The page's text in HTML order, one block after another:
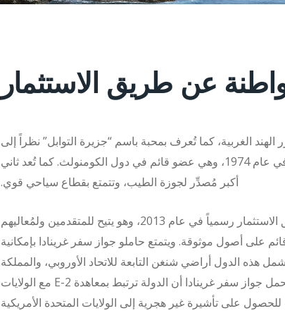
عن طريق الاستثمار
الغربية، كما تُعرف بمحبة باسم “جزيرة التوابل” نظراً إلى
صادراتها التقليدية. وقد نالت غرينادا استقلالها في عام 1974، وهي عضو قائم في دول الكومنولث. كما تُعد ثاني
أكبر مُصدِّر لجوزة الطيب، وتتمتع بقطاع سياحي قوي.
وقد أُطلق برنامج غرينادا للجنسية عن طريق الاستثمار رسمياً في عام 2013، وهو يتيح للمتقدمين ولمُعاليهم
على أصول موثوقة. ويتمتع حاملو جواز سفر غرينادا بإمكانية
تأشيرة. وتشمل هذه الدول أراضي شنغن التابعة للاتحاد الأوروبي، والمملكة
المتحدة، والصين. ومن أبرز المزايا المرتبطة بحمل جواز سفر غرينادا أن الدولة ترتبط بمعاهدة E-2 مع الولايات
على تأشيرة غير هجرية إلى الولايات المتحدة الأمريكية